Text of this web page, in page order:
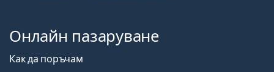
Онлайн пазаруване
Как да поръчам